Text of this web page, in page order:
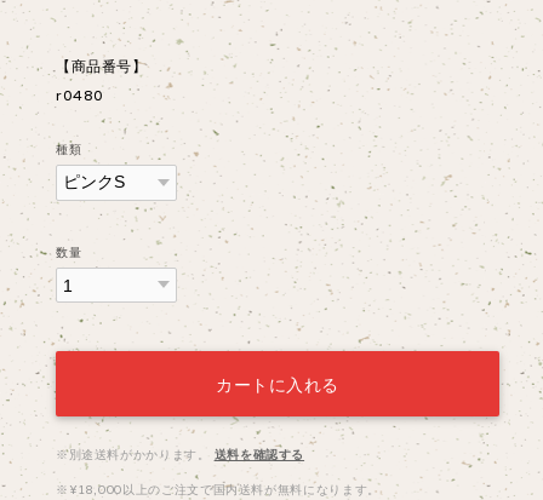
【商品番号】
r0480
種類
数量
カートに入れる
※別途送料がかかります。 送料を確認する
※¥18,000以上のご注文で国内送料が無料になります。